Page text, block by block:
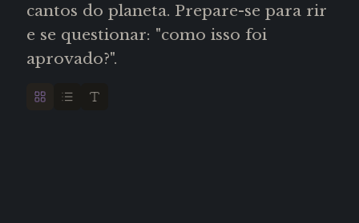
cantos do planeta. Prepare-se para rir
e se questionar: "como isso foi
aprovado?".